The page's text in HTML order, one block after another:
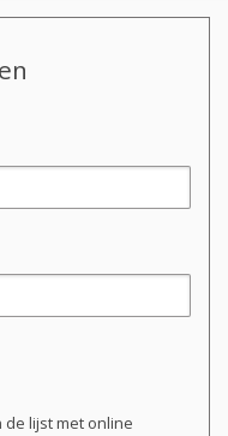
lijst met online